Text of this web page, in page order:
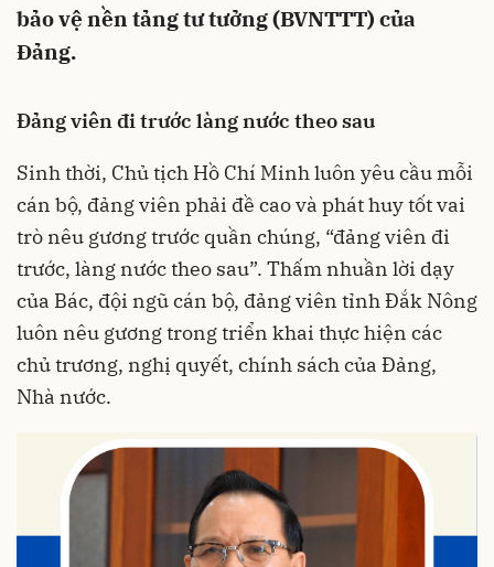
bảo vệ nền tảng tư tưởng (BVNTTT) của
Đảng.
Đảng viên đi trước làng nước theo sau
Sinh thời, Chủ tịch Hồ Chí Minh luôn yêu cầu mỗi
cán bộ, đảng viên phải đề cao và phát huy tốt vai
trò nêu gương trước quần chúng, “đảng viên đi
trước, làng nước theo sau”. Thấm nhuần lời dạy
của Bác, đội ngũ cán bộ, đảng viên tỉnh Đắk Nông
luôn nêu gương trong triển khai thực hiện các
chủ trương, nghị quyết, chính sách của Đảng,
Nhà nước.